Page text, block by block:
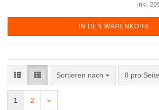
inkl.
IN DEN WARENKORB
Sortieren nach
Sortieren nach 8 pro Seite
pro Seite
1 2 »